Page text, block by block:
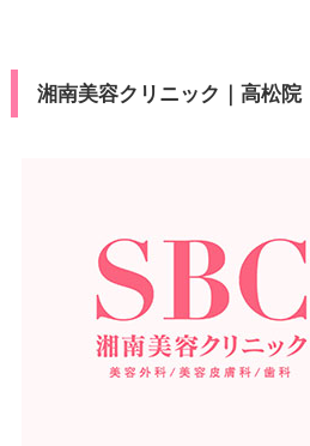
湘南美容クリニック｜高松院